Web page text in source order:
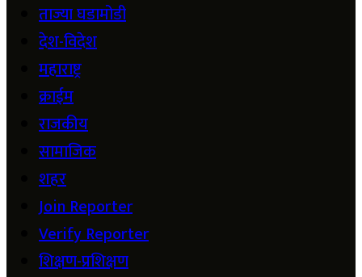
ताज्या घडामोडी
देश-विदेश
महाराष्ट्र
क्राईम
राजकीय
सामाजिक
शहर
Join Reporter
Verify Reporter
शिक्षण-प्रशिक्षण